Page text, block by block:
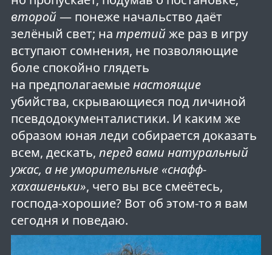
второй — понеже начальство даёт
зелёный свет; на третий же раз в игру
вступают сомнения, не позволяющие
боле спокойно глядеть
на предполагаемыенастоящие
убийства, скрывающиеся под личиной
псевдодокументалистики. И каким же
образом юная леди собирается доказать
всем, дескать, перед вами натуральный
ужас, а не уморительные «снафф-
хахашеньки», чего вы все смеётесь,
господа-хорошие? Вот об этом-то я вам
сегодня и поведаю.